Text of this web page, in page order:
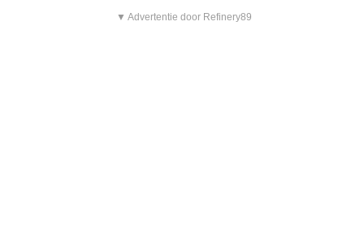
▼ Advertentie door Refinery89